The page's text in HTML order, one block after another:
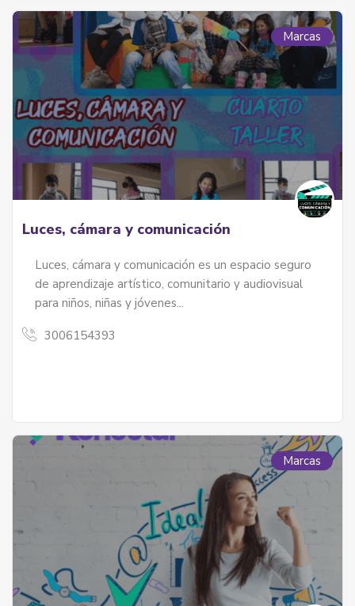
Marcas
Luces, cámara y comunicación
Luces, cámara y comunicación es un espacio seguro
de aprendizaje artístico, comunitario y audiovisual
para niños, niñas y jóvenes...
3006154393
Marcas